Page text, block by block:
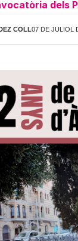
dels
COLL07 DE JULIOL